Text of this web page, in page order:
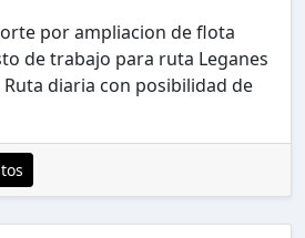
por ampliacion de flota
de trabajo para ruta Leganes
Ruta diaria con posibilidad de